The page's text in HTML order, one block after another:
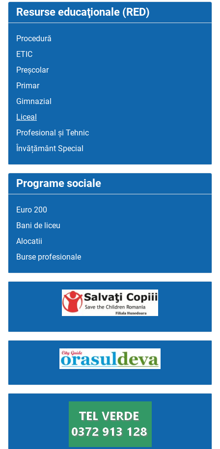
Resurse educaţionale (RED)
Procedură
ETIC
Preșcolar
Primar
Gimnazial
Liceal
Profesional și Tehnic
Învățământ Special
Programe sociale
Euro 200
Bani de liceu
Alocatii
Burse profesionale